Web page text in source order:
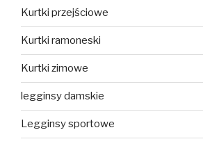
Kurtki przejściowe
Kurtki ramoneski
Kurtki zimowe
legginsy damskie
Legginsy sportowe